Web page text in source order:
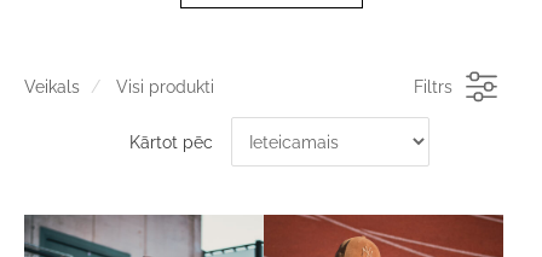
Veikals Visi produkti Filtrs
Kārtot pēc